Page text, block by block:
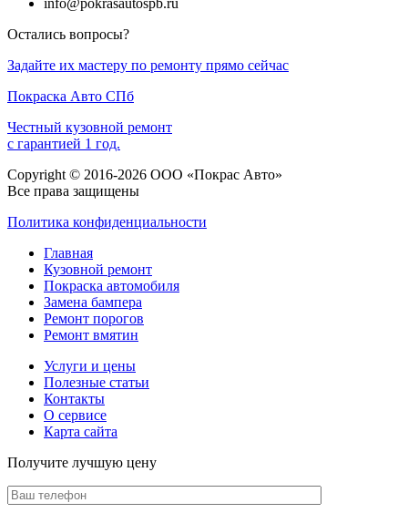
Остались вопросы?
Задайте их мастеру по ремонту прямо сейчас
Покраска Авто СПб
Честный кузовной ремонт
с гарантией 1 год.
Copyright © 2016-2026 ООО «Покрас Авто»
Все права защищены
Политика конфиденциальности
Главная
Кузовной ремонт
Покраска автомобиля
Замена бампера
Ремонт порогов
Ремонт вмятин
Услуги и цены
Полезные статьи
Контакты
О сервисе
Карта сайта
Получите лучшую цену